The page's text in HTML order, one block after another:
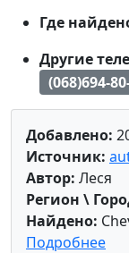
Где
Другие
(068)694-
Добавлено:
Источник:
Автор: Леся
Регион \
Найдено:
Подробнее